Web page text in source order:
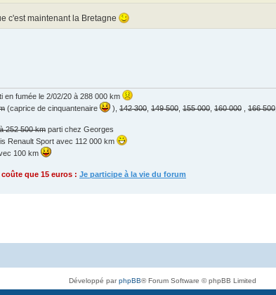
c'est maintenant la Bretagne
en fumée le 2/02/20 à 288 000 km
(caprice de cinquantenaire ), 142 300 149 500 155 000 160 000 166 500
252 500 km parti chez Georges
Renault Sport avec 112 000 km
100 km
que 15 euros : Je participe à la vie du forum
Développé parphpBB® Forum Software © phpBB Limited